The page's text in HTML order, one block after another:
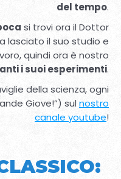
del tempo.
si trovi ora il Dottor
lasciato il suo studio e
quindi ora è nostro
i suoi esperimenti.
della scienza, ogni
Giove!”) sulnostro
canale youtube!